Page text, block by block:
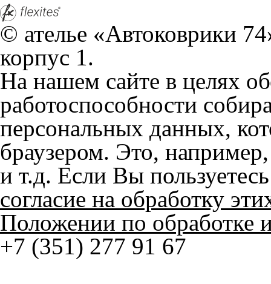
работоспособности
персональных данных,
браузером. Это,
и т.д. Если Вы
согласие на обработку
Положении по обработке
+7 (351) 277 91 67